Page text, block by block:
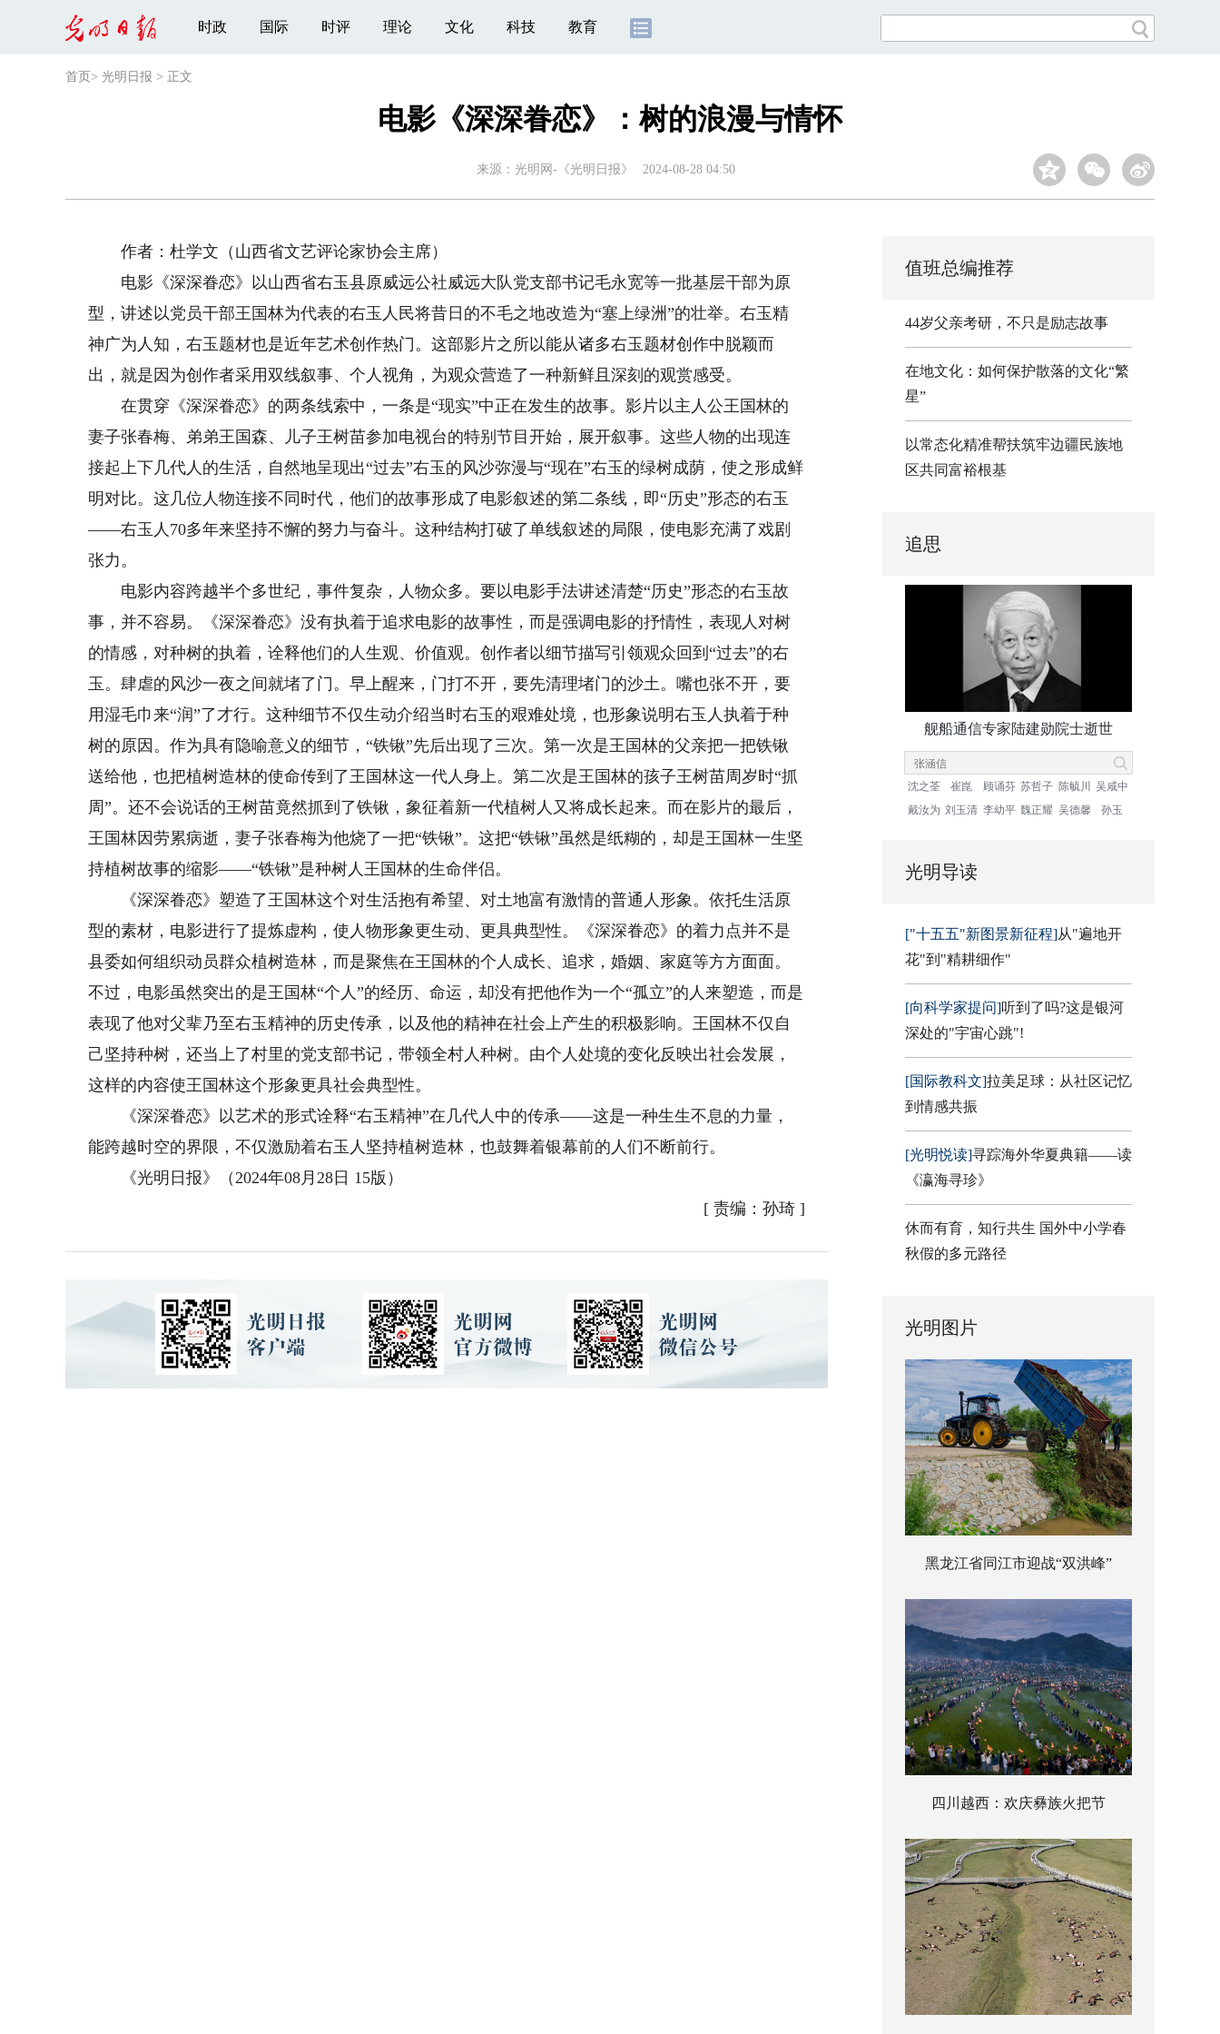
时政 国际 时评 理论 文化 科技 教育
首页 > 光明日报 > 正文
电影《深深眷恋》：树的浪漫与情怀
来源： 光明网-《光明日报》 2024-08-28 04:50
作者：杜学文（山西省文艺评论家协会主席）
电影《深深眷恋》以山西省右玉县原威远公社威远大队党支部书记毛永宽等一批基层干部为原
型，讲述以党员干部王国林为代表的右玉人民将昔日的不毛之地改造为“塞上绿洲”的壮举。右玉精
神广为人知，右玉题材也是近年艺术创作热门。这部影片之所以能从诸多右玉题材创作中脱颖而
出，就是因为创作者采用双线叙事、个人视角，为观众营造了一种新鲜且深刻的观赏感受。
在贯穿《深深眷恋》的两条线索中，一条是“现实”中正在发生的故事。影片以主人公王国林的
妻子张春梅、弟弟王国森、儿子王树苗参加电视台的特别节目开始，展开叙事。这些人物的出现连
接起上下几代人的生活，自然地呈现出“过去”右玉的风沙弥漫与“现在”右玉的绿树成荫，使之形成鲜
明对比。这几位人物连接不同时代，他们的故事形成了电影叙述的第二条线，即“历史”形态的右玉
——右玉人70多年来坚持不懈的努力与奋斗。这种结构打破了单线叙述的局限，使电影充满了戏剧
张力。
电影内容跨越半个多世纪，事件复杂，人物众多。要以电影手法讲述清楚“历史”形态的右玉故
事，并不容易。《深深眷恋》没有执着于追求电影的故事性，而是强调电影的抒情性，表现人对树
的情感，对种树的执着，诠释他们的人生观、价值观。创作者以细节描写引领观众回到“过去”的右
玉。肆虐的风沙一夜之间就堵了门。早上醒来，门打不开，要先清理堵门的沙土。嘴也张不开，要
用湿毛巾来“润”了才行。这种细节不仅生动介绍当时右玉的艰难处境，也形象说明右玉人执着于种
树的原因。作为具有隐喻意义的细节，“铁锹”先后出现了三次。第一次是王国林的父亲把一把铁锹
送给他，也把植树造林的使命传到了王国林这一代人身上。第二次是王国林的孩子王树苗周岁时“抓
周”。还不会说话的王树苗竟然抓到了铁锹，象征着新一代植树人又将成长起来。而在影片的最后，
王国林因劳累病逝，妻子张春梅为他烧了一把“铁锹”。这把“铁锹”虽然是纸糊的，却是王国林一生坚
持植树故事的缩影——“铁锹”是种树人王国林的生命伴侣。
《深深眷恋》塑造了王国林这个对生活抱有希望、对土地富有激情的普通人形象。依托生活原
型的素材，电影进行了提炼虚构，使人物形象更生动、更具典型性。《深深眷恋》的着力点并不是
县委如何组织动员群众植树造林，而是聚焦在王国林的个人成长、追求，婚姻、家庭等方方面面。
不过，电影虽然突出的是王国林“个人”的经历、命运，却没有把他作为一个“孤立”的人来塑造，而是
表现了他对父辈乃至右玉精神的历史传承，以及他的精神在社会上产生的积极影响。王国林不仅自
己坚持种树，还当上了村里的党支部书记，带领全村人种树。由个人处境的变化反映出社会发展，
这样的内容使王国林这个形象更具社会典型性。
《深深眷恋》以艺术的形式诠释“右玉精神”在几代人中的传承——这是一种生生不息的力量，
能跨越时空的界限，不仅激励着右玉人坚持植树造林，也鼓舞着银幕前的人们不断前行。
《光明日报》（2024年08月28日 15版）
[ 责编：孙琦]
值班总编推荐
44岁父亲考研，不只是励志故事
在地文化：如何保护散落的文化“繁
星”
以常态化精准帮扶筑牢边疆民族地
区共同富裕根基
追思
舰船通信专家陆建勋院士逝世
沈之荃 崔崑 顾诵芬 苏哲子 陈毓川
吴咸中
戴汝为 刘玉清 李幼平 魏正耀 吴德馨 孙玉
光明导读
["十五五"新图景新征程]从"遍地开
花"到"精耕细作"
[向科学家提问]听到了吗?这是银河
深处的"宇宙心跳"!
[国际教科文]拉美足球：从社区记忆
到情感共振
[光明悦读]寻踪海外华夏典籍——读
《瀛海寻珍》
休而有育，知行共生 国外中小学春
秋假的多元路径
光明图片
黑龙江省同江市迎战“双洪峰”
四川越西：欢庆彝族火把节